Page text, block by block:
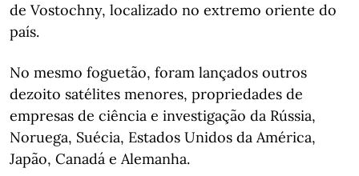
de Vostochny, localizado no extremo oriente do
país.
No mesmo foguetão, foram lançados outros
dezoito satélites menores, propriedades de
empresas de ciência e investigação da Rússia,
Noruega, Suécia, Estados Unidos da América,
Japão, Canadá e Alemanha.